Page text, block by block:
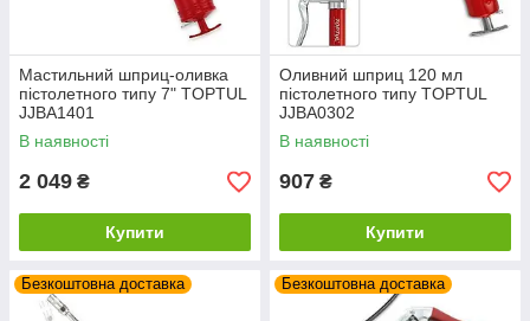
Мастильний шприц-оливка
пістолетного типу 7" TOPTUL
JJBA1401
В наявності
2 049 ₴
Купити
Оливний шприц 120 мл
пістолетного типу TOPTUL
JJBA0302
В наявності
907 ₴
Купити
Безкоштовна доставка Безкоштовна доставка